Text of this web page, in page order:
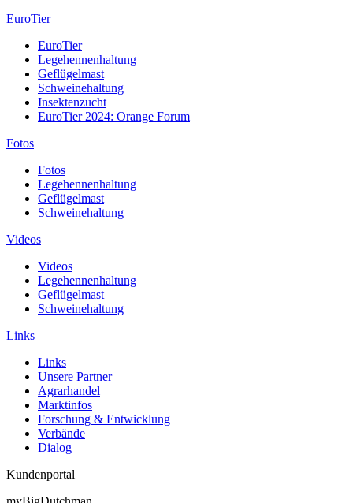
EuroTier
EuroTier
Legehennenhaltung
Geflügelmast
Schweinehaltung
Insektenzucht
EuroTier 2024: Orange Forum
Fotos
Fotos
Legehennenhaltung
Geflügelmast
Schweinehaltung
Videos
Videos
Legehennenhaltung
Geflügelmast
Schweinehaltung
Links
Links
Unsere Partner
Agrarhandel
Marktinfos
Forschung & Entwicklung
Verbände
Dialog
Kundenportal